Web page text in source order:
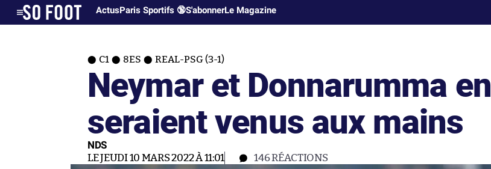
ActusParis Sportifs 🔞S'abonnerLe Magazine
C1 8ES REAL-PSG (3-1)
Neymar et Donnarumma en
seraient venus aux mains
NDS
LE JEUDI 10 MARS 2022 À 11:01 146RÉACTIONS